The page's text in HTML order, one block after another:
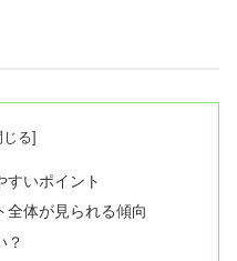
すいポイント
全体が見られる傾向
？